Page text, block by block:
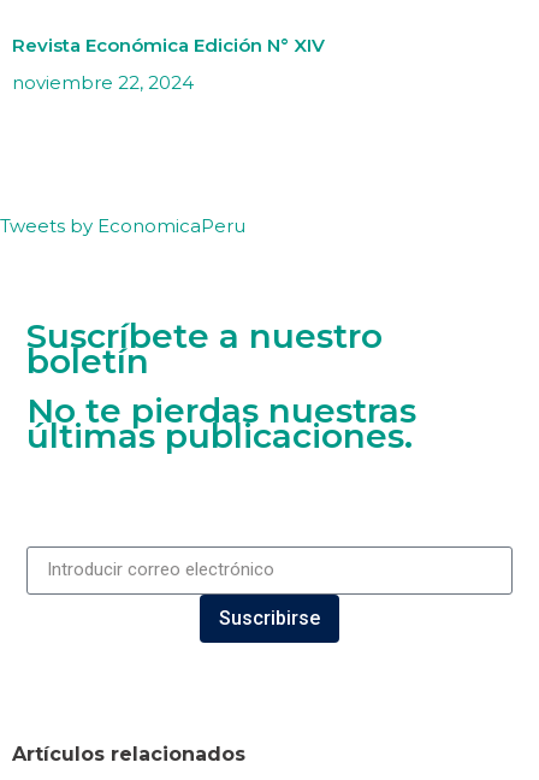
Revista Económica Edición N° XIV
noviembre 22, 2024
Tweets by EconomicaPeru
Suscríbete a nuestro
boletín
No te pierdas nuestras
últimas publicaciones.
Suscribirse
Artículos relacionados